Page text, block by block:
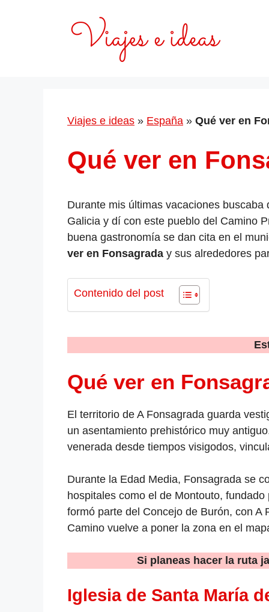
Viajes e ideas » España » Qué ver en
Qué ver en
Durante mis últimas vacaciones
Galicia y dí con este pueblo del Camino
buena gastronomía se dan cita en el
ver en Fonsagrada y sus alrededores
Contenido del post
Qué ver en
El territorio de A Fonsagrada guarda
un asentamiento prehistórico muy
venerada desde tiempos visigodos,
Durante la Edad Media, Fonsagrada se
hospitales como el de Montouto,
formó parte del Concejo de Burón, con
Camino vuelve a poner la zona en el
Si planeas hacer la ruta
Iglesia de Santa María